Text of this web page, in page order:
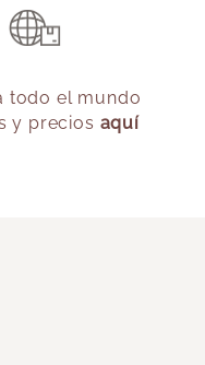
todo el mundo
y precios aquí